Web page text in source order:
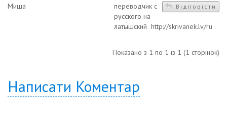
Миша Відповісти
переводчик с
русского на
латышский http://skrivanek.lv/ru
Показано з 1 по 1 із 1 (1 сторінок)
Написати Коментар